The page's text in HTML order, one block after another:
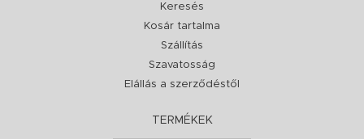
Keresés
Kosár tartalma
Szállítás
Szavatosság
Elállás a szerződéstől
TERMÉKEK